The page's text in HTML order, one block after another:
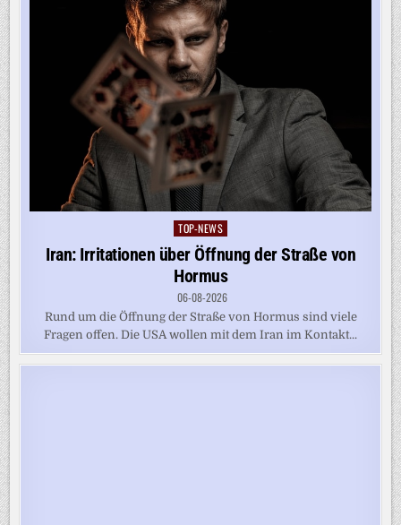
Posted
TOP-NEWS
Iran: Irritationen über Öffnung der Straße von
Hormus
06-08-2026
Rund um die Öffnung der Straße von Hormus sind viele
Fragen offen. Die USA wollen mit dem Iran im Kontakt...